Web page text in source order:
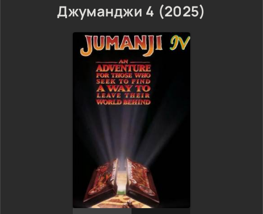
Джуманджи 4 (2025)